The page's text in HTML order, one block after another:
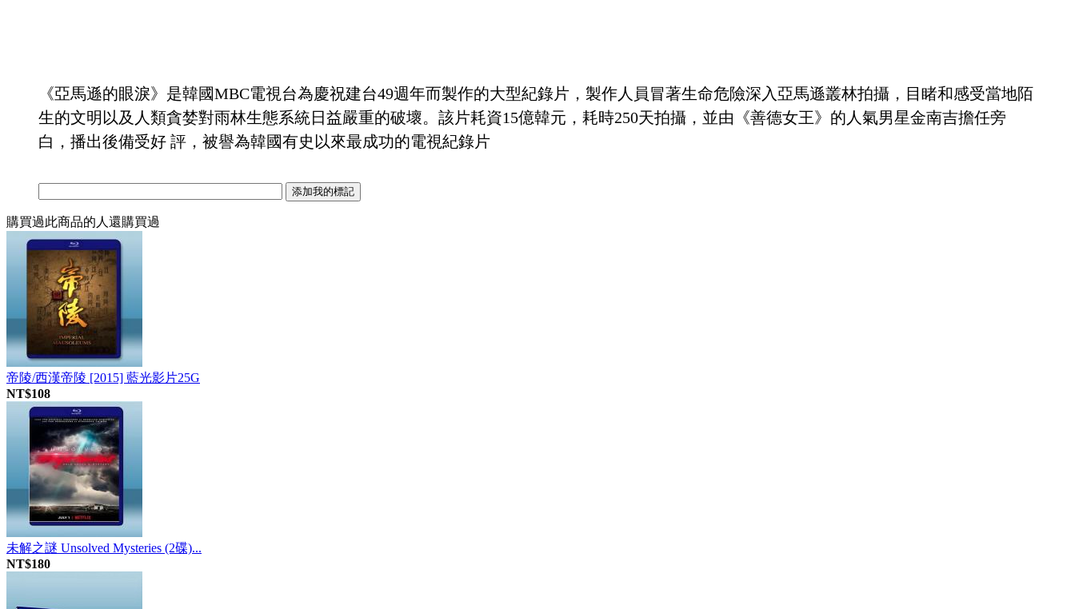
《亞馬遜的眼淚》是韓國MBC電視台為慶祝建台49週年而製作的大型紀錄片，製作人員冒著生命危險深入亞馬遜叢林拍攝，目睹和感受當地陌
生的文明以及人類貪婪對雨林生態系統日益嚴重的破壞。該片耗資15億韓元，耗時250天拍攝，並由《善德女王》的人氣男星金南吉擔任旁
白，播出後備受好 評，被譽為韓國有史以來最成功的電視紀錄片
購買過此商品的人還購買過
帝陵/西漢帝陵 [2015] 藍光影片25G
NT$108
未解之謎 Unsolved Mysteries (2碟)...
NT$180